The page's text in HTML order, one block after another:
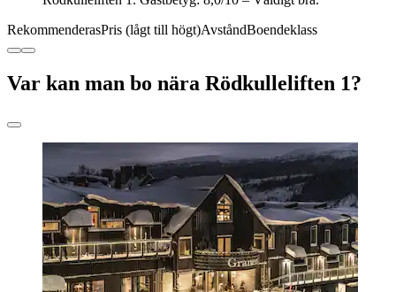
RekommenderasPris (lågt till högt)AvståndBoendeklass
Var kan man bo nära Rödkulleliften 1?